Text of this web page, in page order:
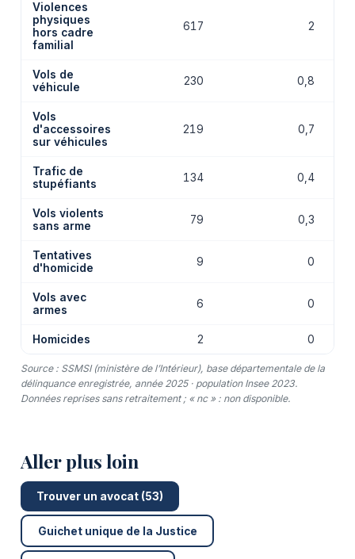
Violences
physiques
hors cadre
familial
617 2
Vols de
véhicule
230 0,8
Vols
d'accessoires
sur véhicules
219 0,7
Trafic de
stupéfiants
134 0,4
Vols violents
sans arme
79 0,3
Tentatives
d'homicide
9 0
Vols avec
armes
6 0
Homicides 2 0
Source : SSMSI (ministère de l’Intérieur), base départementale de la
délinquance enregistrée, année 2025 · population Insee 2023.
Données reprises sans retraitement ; « nc » : non disponible.
Aller plus loin
Trouver un avocat (53)
Guichet unique de la Justice